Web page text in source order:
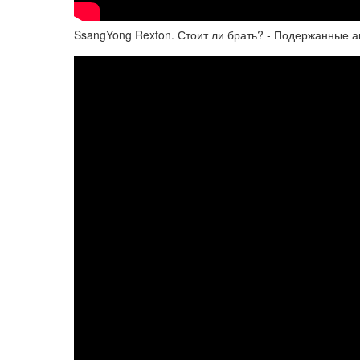
SsangYong Rexton. Стоит ли брать? - Подержанные